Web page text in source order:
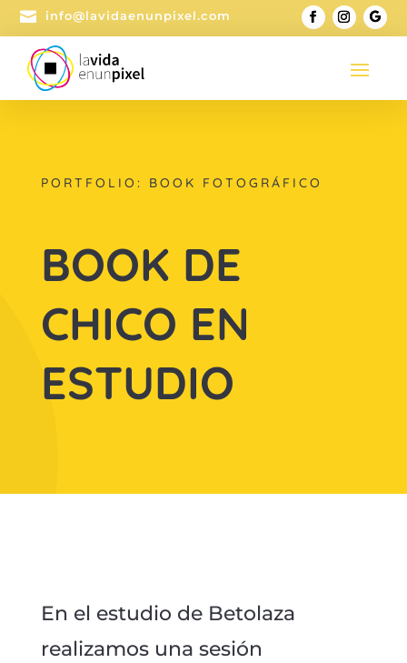
 info@lavidaenunpixel.com
PORTFOLIO: BOOK FOTOGRÁFICO
BOOK DE
CHICO EN
ESTUDIO
En el estudio de Betolaza
realizamos una sesión